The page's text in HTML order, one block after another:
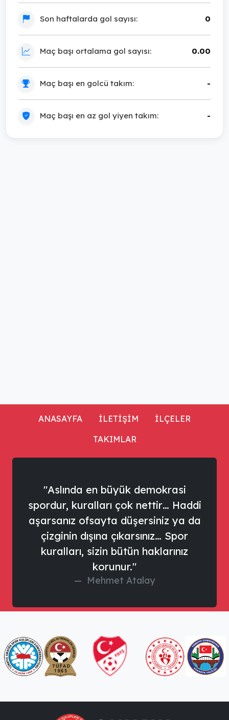
Son haftalarda gol sayısı: 0
Maç başı ortalama gol sayısı: 0.00
Maç başı en golcü takım: -
Maç başı en az gol yiyen takım: -
ANASAYFA İLETİŞİM
İLÇELER
TAKIMLAR
"Aslında en büyük demokrasi
spordur, kuralları çok nettir… Haddi
aşarsanız ofsayta düşersiniz ya da
çizginin dışına çıkarsınız… Spor
kuralları, sizin bütün haklarınız
korunur."
Mehmet Atalay